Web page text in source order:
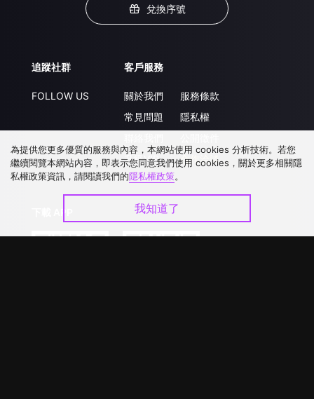
兌換序號
追蹤社群
FOLLOW US
客戶服務
關於我們
常見問題
升級VIP
服務條款
隱私權
合作洽談
為提供您更多優質的服務與內容，本網站使用 cookies 分析技術。若您
繼續閱覽本網站內容，即表示您同意我們使用 cookies，關於更多相關隱
私權政策資訊，請閱讀我們的隱私權政策。
我知道了